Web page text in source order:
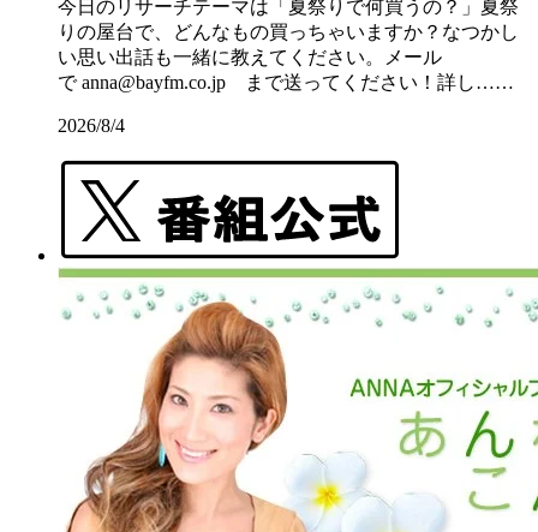
今日のリサーチテーマは「夏祭りで何買うの？」夏祭
りの屋台で、どんなもの買っちゃいますか？なつかし
い思い出話も一緒に教えてください。メール
で anna@bayfm.co.jp まで送ってください！詳し……
2026/8/4